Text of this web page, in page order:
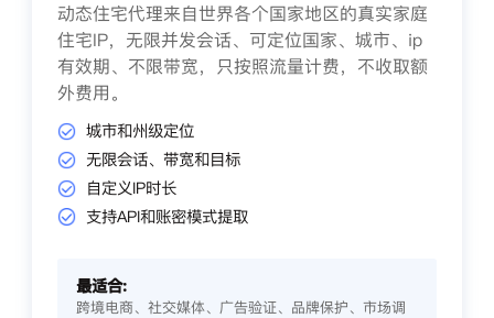
动态住宅代理来自世界各个国家地区的真实家庭
住宅IP，无限并发会话、可定位国家、城市、ip
有效期、不限带宽，只按照流量计费，不收取额
外费用。
城市和州级定位
无限会话、带宽和目标
自定义IP时长
支持API和账密模式提取
最适合:
跨境电商、社交媒体、广告验证、品牌保护、市场调